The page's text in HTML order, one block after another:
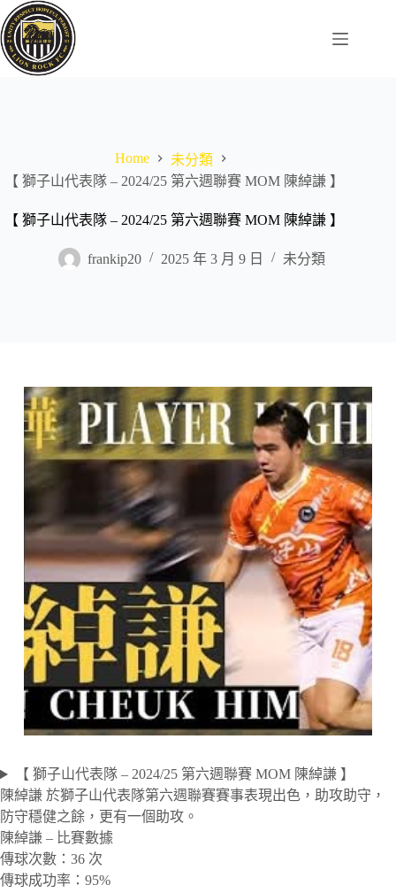
Skip
to
content
Home
未分類
【 獅子山代表隊 – 2024/25 第六週聯賽 MOM 陳綽謙 】
【 獅子山代表隊 – 2024/25 第六週聯賽 MOM 陳綽謙 】
frankip20 2025 年 3 月 9 日 未分類
【 獅子山代表隊 – 2024/25 第六週聯賽 MOM 陳綽謙 】
陳綽謙 於獅子山代表隊第六週聯賽賽事表現出色，助攻助守，
防守穩健之餘，更有一個助攻。
陳綽謙 – 比賽數據
傳球次數：36 次
傳球成功率：95%